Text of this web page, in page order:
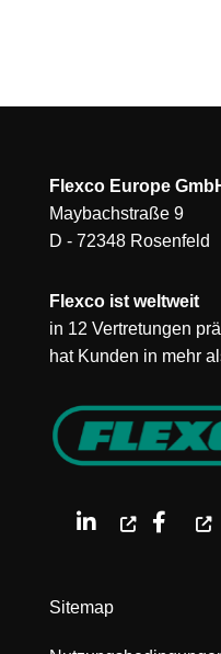
Flexco Europe
Maybachstraße 9
D - 72348 Rosenfeld
Flexco ist weltweit
in 12 Vertretungen
hat Kunden in mehr
Sitemap